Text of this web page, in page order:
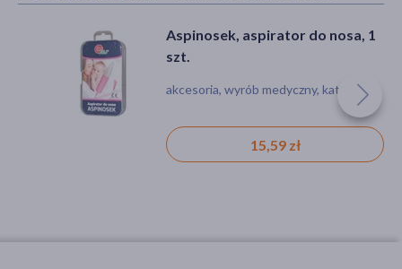
Aspinosek, aspirator do nosa, 1
szt.
akcesoria, wyrób medyczny, katar
15,59 zł
Bella Mamma, podkłady
higieniczne, poporodowe, 10 szt.
środki higieniczne
6,39 zł